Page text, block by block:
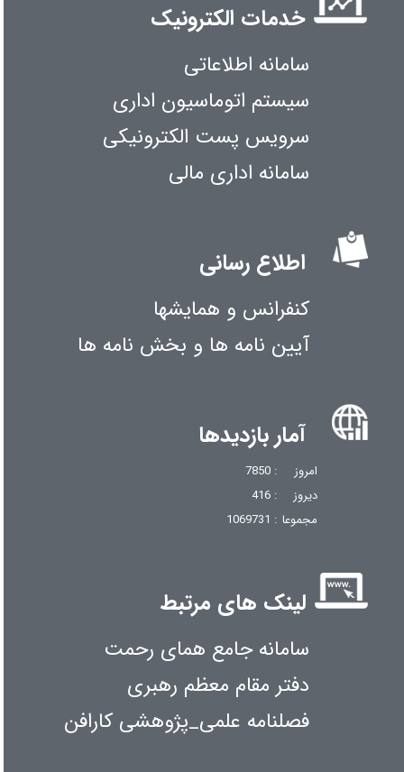
خدمات الکترونیک
سامانه اطلاعاتی
سیستم اتوماسیون اداری
سرویس پست الکترونیکی
سامانه اداری مالی
اطلاع رسانی
کنفرانس و همایشها
آیین نامه ها و بخش نامه ها
آمار بازدیدها
امروز
: 7850
دیروز
: 416
مجموعا : 1069731
لینک های مرتبط
سامانه جامع همای رحمت
دفتر مقام معظم رهبری
فصلنامه علمی_پژوهشی کارافن